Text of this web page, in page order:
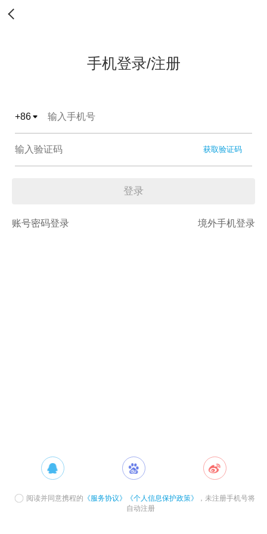
手机登录/注册
+86
获取验证码
登录
账号密码登录 境外手机登录
阅读并同意携程的 《服务协议》 《个人信息保护政策》
，未注册手机号将
自动注册